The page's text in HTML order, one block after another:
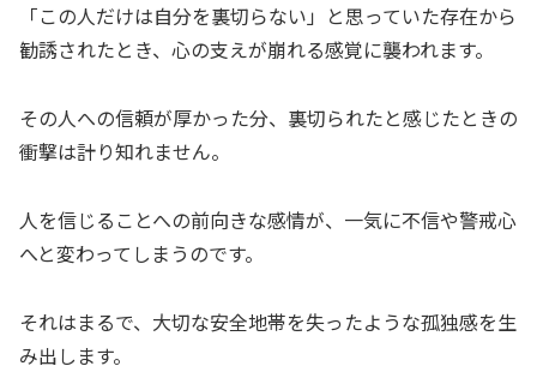
「この人だけは自分を裏切らない」と思っていた存在から
勧誘されたとき、心の支えが崩れる感覚に襲われます。
その人への信頼が厚かった分、裏切られたと感じたときの
衝撃は計り知れません。
人を信じることへの前向きな感情が、一気に不信や警戒心
へと変わってしまうのです。
それはまるで、大切な安全地帯を失ったような孤独感を生
み出します。